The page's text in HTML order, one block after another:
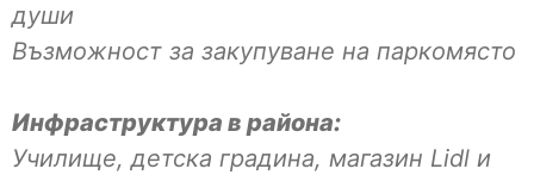
души
Възможност за закупуване на паркомясто
Инфраструктура в района:
Училище, детска градина, магазин Lidl и